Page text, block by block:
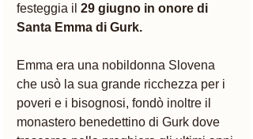
festeggia il 29 giugno in onore di
Santa Emma di Gurk.
Emma era una nobildonna Slovena
che usò la sua grande ricchezza per i
poveri e i bisognosi, fondò inoltre il
monastero benedettino di Gurk dove